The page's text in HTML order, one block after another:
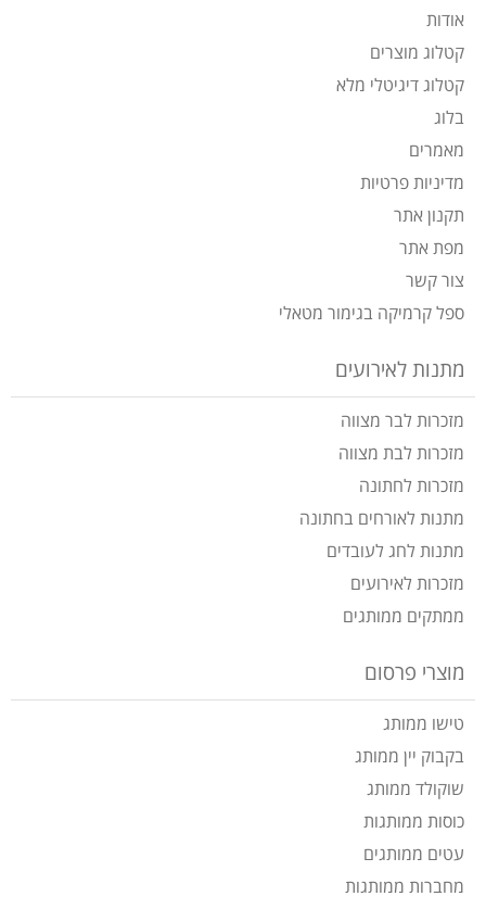
אודות
קטלוג מוצרים
קטלוג דיגיטלי מלא
בלוג
מאמרים
מדיניות פרטיות
תקנון אתר
מפת אתר
צור קשר
ספל קרמיקה בגימור מטאלי
מתנות לאירועים
מזכרות לבר מצווה
מזכרות לבת מצווה
מזכרות לחתונה
מתנות לאורחים בחתונה
מתנות לחג לעובדים
מזכרות לאירועים
ממתקים ממותגים
מוצרי פרסום
טישו ממותג
בקבוק יין ממותג
שוקולד ממותג
כוסות ממותגות
עטים ממותגים
מחברות ממותגות